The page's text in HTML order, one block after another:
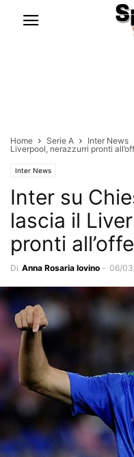
Home Serie A Inter News
Liverpool, nerazzurri pronti
Inter News
Inter su
lascia il
pronti
Di Anna Rosaria Iovino - 06/